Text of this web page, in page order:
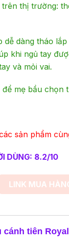
thị trường:
dễ dàng tháo
khi ngủ tay
và mỏi vai.
mẹ bầu chọn
sản phẩm
DÙNG: 8.2/10
LINK MUA
cánh tiên Royal